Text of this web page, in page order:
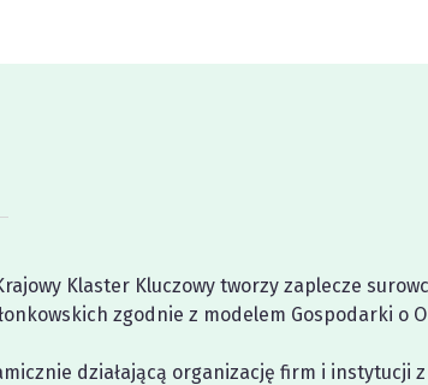
Klaster Kluczowy tworzy zaplecze
zgodnie z modelem Gospodarki o
działającą organizację firm i instytucji